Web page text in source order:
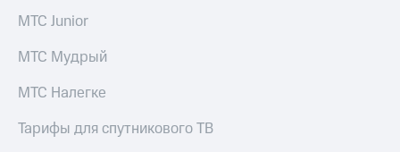
МТС Junior
МТС Мудрый
МТС Налегке
Тарифы для спутникового ТВ